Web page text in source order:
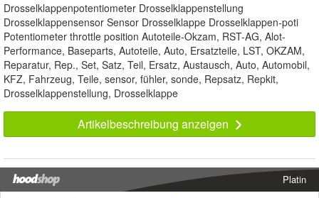
Drosselklappenpotentiometer Drosselklappenstellung
Drosselklappensensor Sensor Drosselklappe Drosselklappen-poti
Potentiometer throttle position Autoteile-Okzam, RST-AG, Alot-
Performance, Baseparts, Autoteile, Auto, Ersatzteile, LST, OKZAM,
Reparatur, Rep., Set, Satz, Teil, Ersatz, Austausch, Auto, Automobil,
KFZ, Fahrzeug, Teile, sensor, fühler, sonde, Repsatz, Repkit,
Drosselklappenstellung, Drosselklappe
Artikelbeschreibung anzeigen
Platin